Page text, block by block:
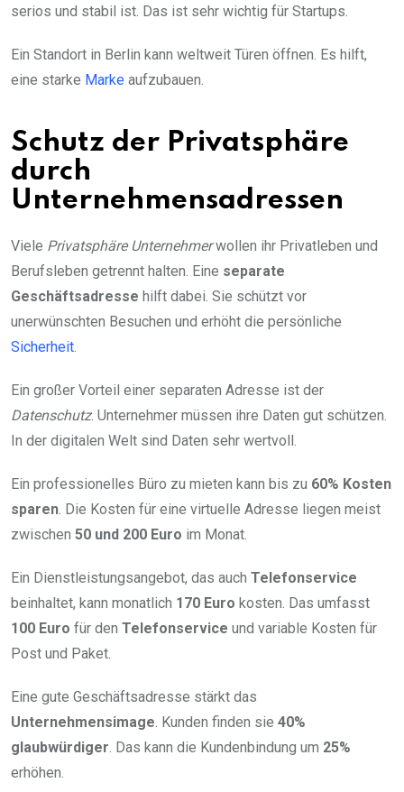
serios und stabil ist. Das ist sehr wichtig für Startups.
Ein Standort in Berlin kann weltweit Türen öffnen. Es hilft,
eine starke Marke aufzubauen.
Schutz der Privatsphäre
durch
Unternehmensadressen
Viele Privatsphäre Unternehmerwollen ihr Privatleben und
Berufsleben getrennt halten. Eine separate
Geschäftsadresse hilft dabei. Sie schützt vor
unerwünschten Besuchen und erhöht die persönliche
Sicherheit
Ein großer Vorteil einer separaten Adresse ist der
Datenschutz. Unternehmer müssen ihre Daten gut schützen.
In der digitalen Welt sind Daten sehr wertvoll.
Ein professionelles Büro zu mieten kann bis zu 60% Kosten
sparen . Die Kosten für eine virtuelle Adresse liegen meist
zwischen 50 und 200 Euro im Monat.
Ein Dienstleistungsangebot, das auch Telefonservice
beinhaltet, kann monatlich 170 Euro kosten. Das umfasst
100 Euro für den Telefonservice und variable Kosten für
Post und Paket.
Eine gute Geschäftsadresse stärkt das
Unternehmensimage . Kunden finden sie 40%
glaubwürdiger . Das kann die Kundenbindung um 25%
erhöhen.